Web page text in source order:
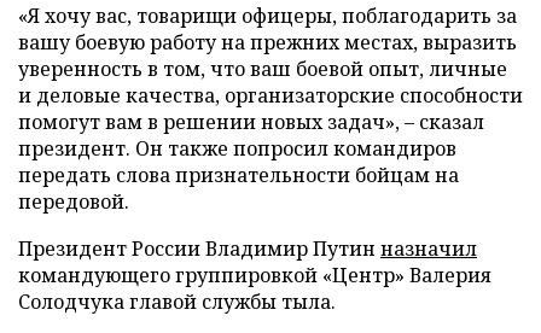
«Я хочу вас, товарищи офицеры, поблагодарить за
вашу боевую работу на прежних местах, выразить
уверенность в том, что ваш боевой опыт, личные
и деловые качества, организаторские способности
помогут вам в решении новых задач», – сказал
президент. Он также попросил командиров
передать слова признательности бойцам на
передовой.
Президент России Владимир Путин назначил
командующего группировкой «Центр» Валерия
Солодчука главой службы тыла.